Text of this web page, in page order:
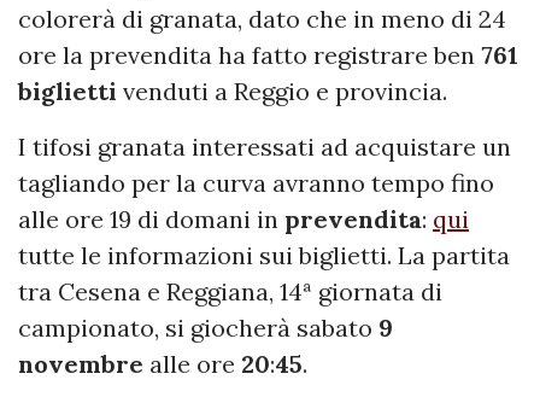
colorerà di granata, dato che in meno di 24
ore la prevendita ha fatto registrare ben 761
biglietti venduti a Reggio e provincia.
I tifosi granata interessati ad acquistare un
tagliando per la curva avranno tempo fino
alle ore 19 di domani in prevendita: qui
tutte le informazioni sui biglietti. La partita
tra Cesena e Reggiana, 14ª giornata di
campionato, si giocherà sabato 9
novembre alle ore 20:45.